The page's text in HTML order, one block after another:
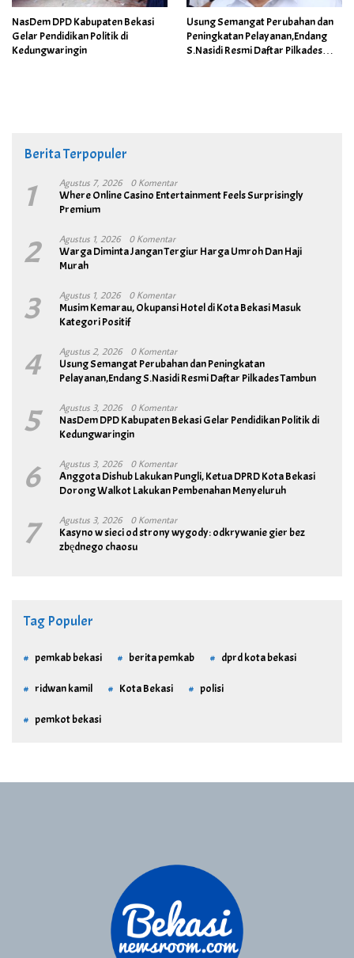
NasDem DPD Kabupaten Bekasi
Gelar Pendidikan Politik di
Kedungwaringin
Usung Semangat Perubahan dan
Peningkatan Pelayanan,Endang
S.Nasidi Resmi Daftar Pilkades
Berita Terpopuler
1 Agustus 7, 2026 0 Komentar
Where Online Casino Entertainment Feels Surprisingly
Premium
2 Agustus 1, 2026 0 Komentar
Warga Diminta Jangan Tergiur Harga Umroh Dan Haji
Murah
3 Agustus 1, 2026 0 Komentar
Musim Kemarau, Okupansi Hotel di Kota Bekasi Masuk
Kategori Positif
4 Agustus 2, 2026 0 Komentar
Usung Semangat Perubahan dan Peningkatan
Pelayanan,Endang S.Nasidi Resmi Daftar Pilkades Tambun
5 Agustus 3, 2026 0 Komentar
NasDem DPD Kabupaten Bekasi Gelar Pendidikan Politik di
Kedungwaringin
6 Agustus 3, 2026 0 Komentar
Anggota Dishub Lakukan Pungli, Ketua DPRD Kota Bekasi
Dorong Walkot Lakukan Pembenahan Menyeluruh
7 Agustus 3, 2026 0 Komentar
Kasyno w sieci od strony wygody: odkrywanie gier bez
zbędnego chaosu
Tag Populer
pemkab bekasi berita pemkab dprd kota bekasi
ridwan kamil Kota Bekasi polisi
pemkot bekasi